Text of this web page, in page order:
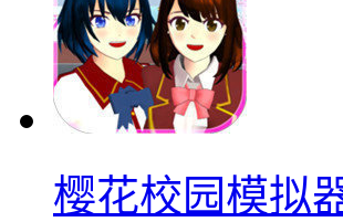
樱花校园模拟